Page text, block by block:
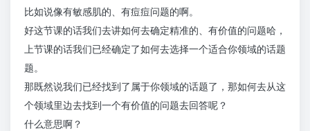
比如说像有敏感肌的、有痘痘问题的啊。
好这节课的话我们去讲如何去确定精准的、有价值的问题哈，
上节课的话我们已经确定了如何去选择一个适合你领域的话题
题。
那既然说我们已经找到了属于你领域的话题了，那如何去从这
个领域里边去找到一个有价值的问题去回答呢？
什么意思啊？